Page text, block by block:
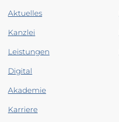
Aktuelles
Kanzlei
Leistungen
Digital
Akademie
Karriere